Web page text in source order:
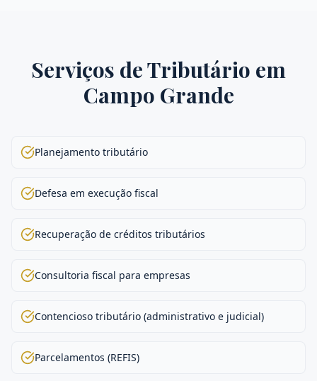
Serviços deTributário em
Campo Grande
Planejamento tributário
Defesa em execução fiscal
Recuperação de créditos tributários
Consultoria fiscal para empresas
Contencioso tributário (administrativo e judicial)
Parcelamentos (REFIS)